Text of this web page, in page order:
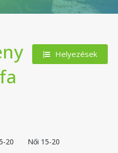
Helyezések
20
Női 15-20